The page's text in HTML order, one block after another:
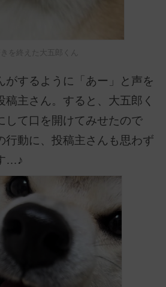
きを終えた大五郎くん
がするように「あー」と声を
稿主さん。すると、大五郎く
して口を開けてみせたので
行動に、投稿主さんも思わず
…♪